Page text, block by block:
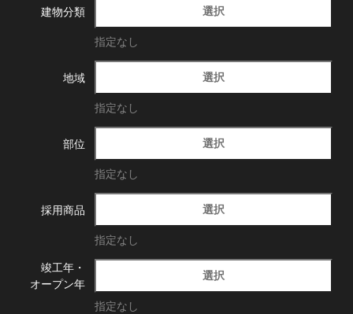
建物分類 選択
指定なし
地域 選択
指定なし
部位 選択
指定なし
採用商品 選択
指定なし
竣工年・
オープン年
選択
指定なし